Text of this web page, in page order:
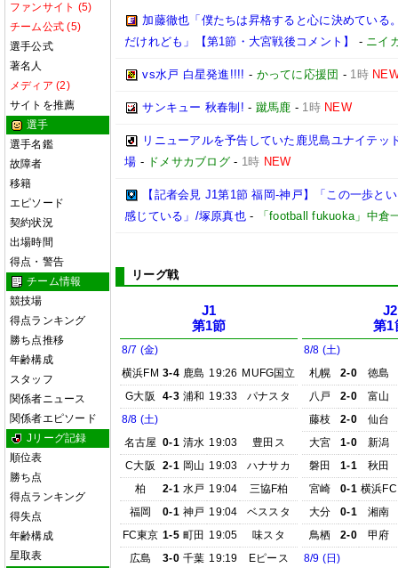
ファンサイト (5)
チーム公式 (5)
選手公式
著名人
メディア (2)
サイトを推薦
選手
選手名鑑
故障者
移籍
エピソード
契約状況
出場時間
得点・警告
チーム情報
競技場
得点ランキング
勝ち点推移
年齢構成
スタッフ
関係者ニュース
関係者エピソード
Jリーグ記録
順位表
勝ち点
得点ランキング
得失点
年齢構成
星取表
加藤徹也「僕たちは昇格すると心に決めてい
だけれども」【第1節・大宮戦後コメント】
- ニイ
vs水戸 白星発進!!!! - かってに応援団 - 1時
サンキュー 秋春制! - 蹴馬鹿 - 1時 NEW
リニューアルを予告していた鹿児島ユナイテッ
場 - ドメサカブログ- 1時 NEW
【記者会見 J1第1節 福岡-神戸】「この一歩と
感じている」/塚原真也- 「football fukuoka」中倉
リーグ戦
J1
第1節
8/7 (金)
横浜FM 3-4 鹿島 19:26 MUFG国立
G大阪
4-3 浦和 19:33
パナスタ
8/8 (土)
名古屋 0-1 清水 19:03
豊田ス
C大阪
2-1 岡山 19:03
ハナサカ
柏
2-1 水戸 19:04
三協F柏
福岡
0-1 神戸 19:04
ベススタ
FC東京 1-5 町田 19:05
味スタ
広島
3-0 千葉 19:19
Eピース
J2
第1
8/8 (土)
札幌
2-0
徳島
八戸
2-0
富山
藤枝
2-0
仙台
大宮
1-0
新潟
磐田
1-1
秋田
宮崎
0-1 横浜FC
大分
0-1
湘南
鳥栖
2-0
甲府
8/9 (日)